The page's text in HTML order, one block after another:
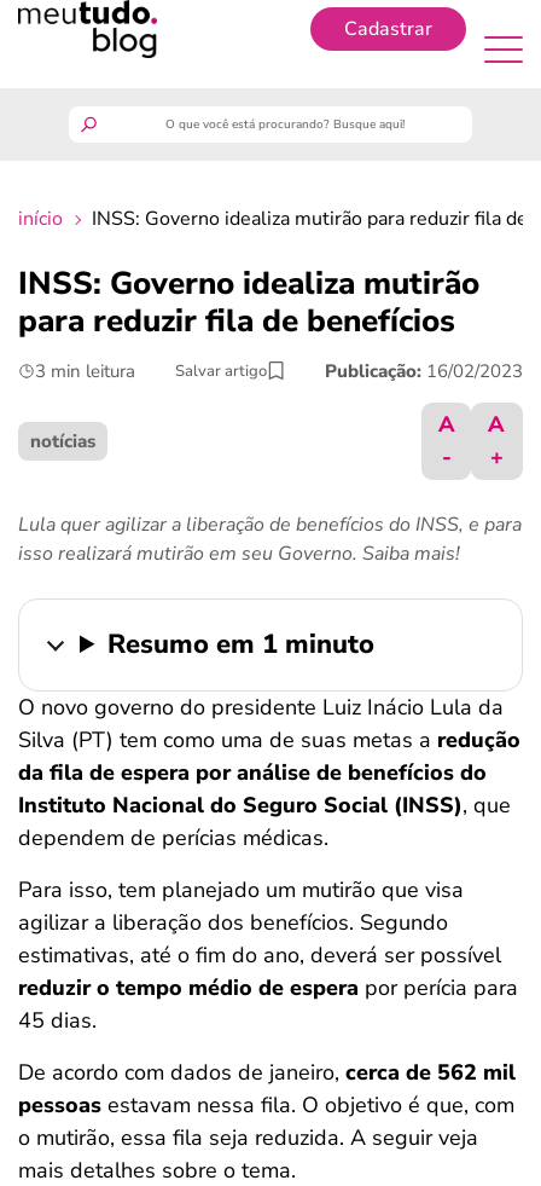
Cadastrar
finanças
benefícios
crédito fácil
ferramentas
início INSS: Governo idealiza mutirão para reduzir fila de
INSS: Governo idealiza mutirão
para reduzir fila de benefícios
3 min leitura Salvar artigo Publicação: 16/02/2023
notícias
A
-
A
+
Lula quer agilizar a liberação de benefícios do INSS, e para
isso realizará mutirão em seu Governo. Saiba mais!
Resumo em 1 minuto
O novo governo do presidente Luiz Inácio Lula da
Silva (PT) tem como uma de suas metas a redução
da fila de espera por análise de benefícios do
Instituto Nacional do Seguro Social (INSS), que
dependem de perícias médicas.
Para isso, tem planejado um mutirão que visa
agilizar a liberação dos benefícios. Segundo
estimativas, até o fim do ano, deverá ser possível
reduzir o tempo médio de espera por perícia para
45 dias.
De acordo com dados de janeiro, cerca de 562 mil
pessoas estavam nessa fila. O objetivo é que, com
o mutirão, essa fila seja reduzida. A seguir veja
mais detalhes sobre o tema.